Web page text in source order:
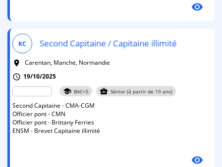
visibility
KC Second Capitaine / Capitaine illimité
room
Carentan, Manche, Normandie
schedule 19/10/2025
school BAC+5 business_center Sénior (à partir de 10 ans)
Second Capitaine - CMA-CGM
Officier pont - CMN
Officier pont - Brittany Ferries
ENSM - Brevet Capitaine illimité
visibility